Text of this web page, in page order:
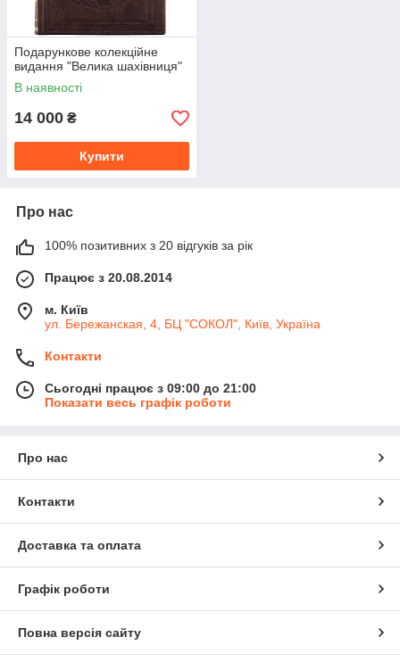
Подарункове колекційне
видання "Велика шахівниця"
В наявності
14 000 ₴
Купити
Про нас
100% позитивних з 20 відгуків за рік
Працює з 20.08.2014
м. Київ
ул. Бережанская, 4, БЦ "СОКОЛ", Київ, Україна
Контакти
Сьогодні працює з 09:00 до 21:00
Показати весь графік роботи
Про нас
Контакти
Доставка та оплата
Графік роботи
Повна версія сайту